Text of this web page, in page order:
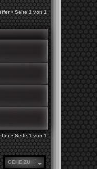
• Seite1 von1
• Seite1von1
GEHE ZU